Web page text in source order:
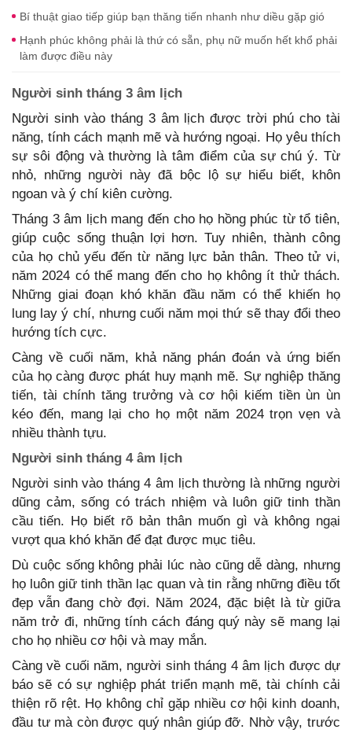
Bí thuật giao tiếp giúp bạn thăng tiến nhanh như diều gặp gió
Hạnh phúc không phải là thứ có sẵn, phụ nữ muốn hết khổ phải
làm được điều này
Người sinh tháng 3 âm lịch
Người sinh vào tháng 3 âm lịch được trời phú cho tài
năng, tính cách mạnh mẽ và hướng ngoại. Họ yêu thích
sự sôi động và thường là tâm điểm của sự chú ý. Từ
nhỏ, những người này đã bộc lộ sự hiểu biết, khôn
ngoan và ý chí kiên cường.
Tháng 3 âm lịch mang đến cho họ hồng phúc từ tổ tiên,
giúp cuộc sống thuận lợi hơn. Tuy nhiên, thành công
của họ chủ yếu đến từ năng lực bản thân. Theo tử vi,
năm 2024 có thể mang đến cho họ không ít thử thách.
Những giai đoạn khó khăn đầu năm có thể khiến họ
lung lay ý chí, nhưng cuối năm mọi thứ sẽ thay đổi theo
hướng tích cực.
Càng về cuối năm, khả năng phán đoán và ứng biến
của họ càng được phát huy mạnh mẽ. Sự nghiệp thăng
tiến, tài chính tăng trưởng và cơ hội kiếm tiền ùn ùn
kéo đến, mang lại cho họ một năm 2024 trọn vẹn và
nhiều thành tựu.
Người sinh tháng 4 âm lịch
Người sinh vào tháng 4 âm lịch thường là những người
dũng cảm, sống có trách nhiệm và luôn giữ tinh thần
cầu tiến. Họ biết rõ bản thân muốn gì và không ngại
vượt qua khó khăn để đạt được mục tiêu.
Dù cuộc sống không phải lúc nào cũng dễ dàng, nhưng
họ luôn giữ tinh thần lạc quan và tin rằng những điều tốt
đẹp vẫn đang chờ đợi. Năm 2024, đặc biệt là từ giữa
năm trở đi, những tính cách đáng quý này sẽ mang lại
cho họ nhiều cơ hội và may mắn.
Càng về cuối năm, người sinh tháng 4 âm lịch được dự
báo sẽ có sự nghiệp phát triển mạnh mẽ, tài chính cải
thiện rõ rệt. Họ không chỉ gặp nhiều cơ hội kinh doanh,
đầu tư mà còn được quý nhân giúp đỡ. Nhờ vậy, trước